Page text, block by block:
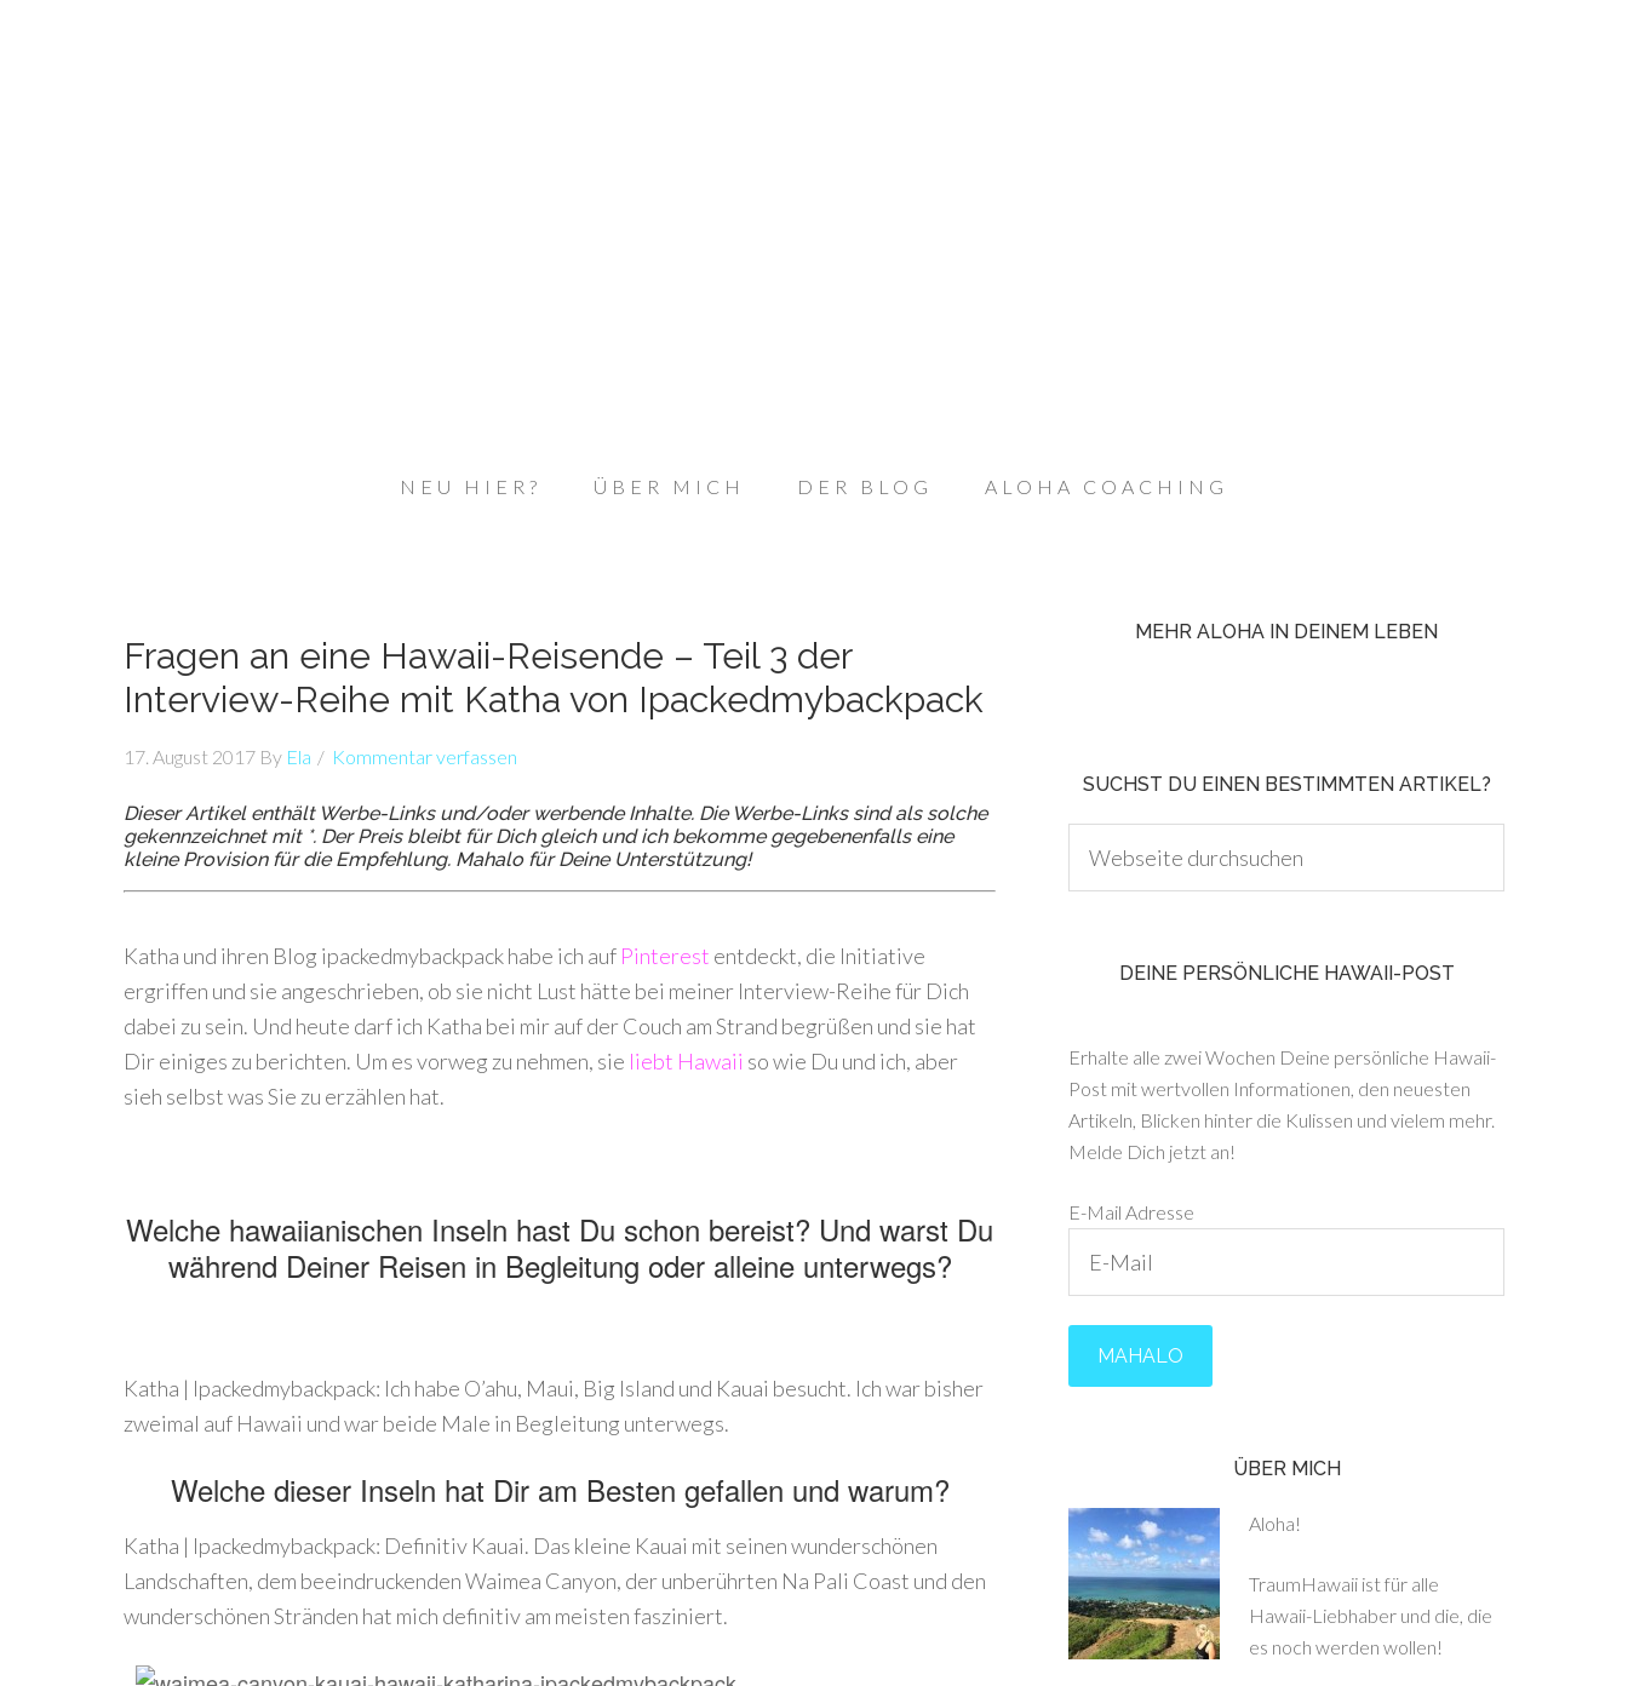
NEU HIER? ÜBER MICH DER BLOG ALOHA COACHING
Fragen an eine Hawaii-Reisende – Teil 3 der
Interview-Reihe mit Katha von Ipackedmybackpack
17. August 2017 By Ela Kommentar verfassen
Dieser Artikel enthält Werbe-Links und/oder werbende Inhalte. Die Werbe-Links sind als solche
gekennzeichnet mit *. Der Preis bleibt für Dich gleich und ich bekomme gegebenenfalls eine
kleine Provision für die Empfehlung. Mahalo für Deine Unterstützung!
Katha und ihren Blog ipackedmybackpack habe ich auf Pinterest entdeckt, die Initiative
ergriffen und sie angeschrieben, ob sie nicht Lust hätte bei meiner Interview-Reihe für Dich
dabei zu sein. Und heute darf ich Katha bei mir auf der Couch am Strand begrüßen und sie hat
Dir einiges zu berichten. Um es vorweg zu nehmen, sie liebt Hawaii so wie Du und ich, aber
sieh selbst was Sie zu erzählen hat.
Welche hawaiianischen Inseln hast Du schon bereist? Und warst Du
während Deiner Reisen in Begleitung oder alleine unterwegs?
Katha | Ipackedmybackpack: Ich habe O’ahu, Maui, Big Island und Kauai besucht. Ich war bisher
zweimal auf Hawaii und war beide Male in Begleitung unterwegs.
Welche dieser Inseln hat Dir am Besten gefallen und warum?
Katha | Ipackedmybackpack: Definitiv Kauai. Das kleine Kauai mit seinen wunderschönen
Landschaften, dem beeindruckenden Waimea Canyon, der unberührten Na Pali Coast und den
wunderschönen Stränden hat mich definitiv am meisten fasziniert.
MEHR ALOHA IN DEINEM LEBEN
SUCHST DU EINEN BESTIMMTEN ARTIKEL?
DEINE PERSÖNLICHE HAWAII-POST
Erhalte alle zwei Wochen Deine persönliche Hawaii-
Post mit wertvollen Informationen, den neuesten
Artikeln, Blicken hinter die Kulissen und vielem mehr.
Melde Dich jetzt an!
E-Mail Adresse
ÜBER MICH
Aloha!
TraumHawaii ist für alle
Hawaii-Liebhaber und die, die
es noch werden wollen!